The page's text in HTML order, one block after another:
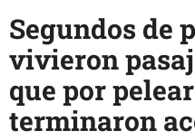
Segundos de
vivieron
que por
terminaron